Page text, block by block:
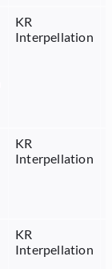
KR
Interpellation
KR
Interpellation
KR
Interpellation